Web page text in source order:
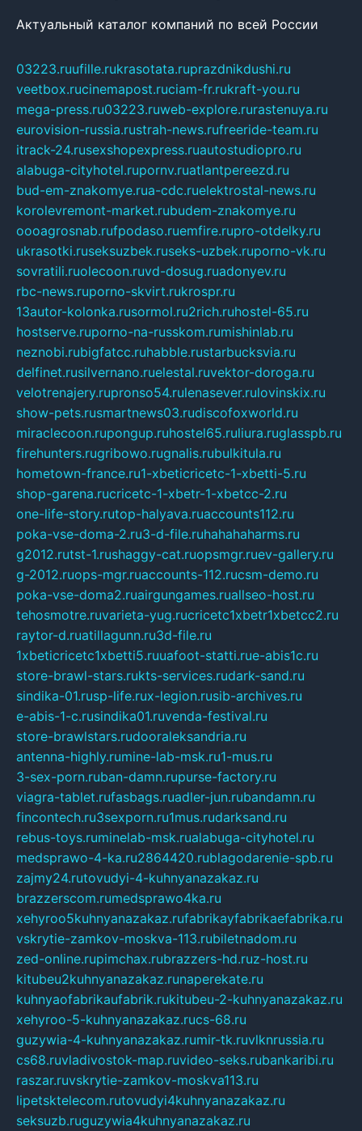
Актуальный каталог компаний по всей России
03223.ruufille.rukrasotata.ruprazdnikdushi.ru
veetbox.rucinemapost.ruciam-fr.rukraft-you.ru
mega-press.ru03223.ruweb-explore.rurastenuya.ru
eurovision-russia.rustrah-news.rufreeride-team.ru
itrack-24.rusexshopexpress.ruautostudiopro.ru
alabuga-cityhotel.rupornv.ruatlantpereezd.ru
bud-em-znakomye.rua-cdc.ruelektrostal-news.ru
korolevremont-market.rubudem-znakomye.ru
oooagrosnab.rufpodaso.ruemfire.rupro-otdelky.ru
ukrasotki.ruseksuzbek.ruseks-uzbek.ruporno-vk.ru
sovratili.ruolecoon.ruvd-dosug.ruadonyev.ru
rbc-news.ruporno-skvirt.rukrospr.ru
13autor-kolonka.rusormol.ru2rich.ruhostel-65.ru
hostserve.ruporno-na-russkom.rumishinlab.ru
neznobi.rubigfatcc.ruhabble.rustarbucksvia.ru
delfinet.rusilvernano.ruelestal.ruvektor-doroga.ru
velotrenajery.rupronso54.rulenasever.rulovinskix.ru
show-pets.rusmartnews03.rudiscofoxworld.ru
miraclecoon.rupongup.ruhostel65.ruliura.ruglasspb.ru
firehunters.rugribowo.rugnalis.rubulkitula.ru
hometown-france.ru1-xbeticricetc-1-xbetti-5.ru
shop-garena.rucricetc-1-xbetr-1-xbetcc-2.ru
one-life-story.rutop-halyava.ruaccounts112.ru
poka-vse-doma-2.ru3-d-file.ruhahahaharms.ru
g2012.rutst-1.rushaggy-cat.ruopsmgr.ruev-gallery.ru
g-2012.ruops-mgr.ruaccounts-112.rucsm-demo.ru
poka-vse-doma2.ruairgungames.ruallseo-host.ru
tehosmotre.ruvarieta-yug.rucricetc1xbetr1xbetcc2.ru
raytor-d.ruatillagunn.ru3d-file.ru
1xbeticricetc1xbetti5.ruuafoot-statti.rue-abis1c.ru
store-brawl-stars.rukts-services.rudark-sand.ru
sindika-01.rusp-life.rux-legion.rusib-archives.ru
e-abis-1-c.rusindika01.ruvenda-festival.ru
store-brawlstars.rudooraleksandria.ru
antenna-highly.rumine-lab-msk.ru1-mus.ru
3-sex-porn.ruban-damn.rupurse-factory.ru
viagra-tablet.rufasbags.ruadler-jun.rubandamn.ru
fincontech.ru3sexporn.ru1mus.rudarksand.ru
rebus-toys.ruminelab-msk.rualabuga-cityhotel.ru
medsprawo-4-ka.ru2864420.rublagodarenie-spb.ru
zajmy24.rutovudyi-4-kuhnyanazakaz.ru
brazzerscom.rumedsprawo4ka.ru
xehyroo5kuhnyanazakaz.rufabrikayfabrikaefabrika.ru
vskrytie-zamkov-moskva-113.rubiletnadom.ru
zed-online.rupimchax.rubrazzers-hd.ruz-host.ru
kitubeu2kuhnyanazakaz.runaperekate.ru
kuhnyaofabrikaufabrik.rukitubeu-2-kuhnyanazakaz.ru
xehyroo-5-kuhnyanazakaz.rucs-68.ru
guzywia-4-kuhnyanazakaz.rumir-tk.ruvlknrussia.ru
cs68.ruvladivostok-map.ruvideo-seks.rubankaribi.ru
raszar.ruvskrytie-zamkov-moskva113.ru
lipetsktelecom.rutovudyi4kuhnyanazakaz.ru
seksuzb.ruguzywia4kuhnyanazakaz.ru